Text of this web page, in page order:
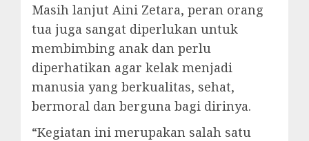
Masih lanjut Aini Zetara, peran orang
tua juga sangat diperlukan untuk
membimbing anak dan perlu
diperhatikan agar kelak menjadi
manusia yang berkualitas, sehat,
bermoral dan berguna bagi dirinya.
“Kegiatan ini merupakan salah satu